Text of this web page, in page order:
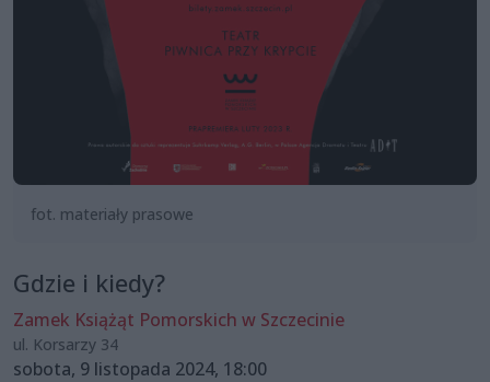
fot. materiały prasowe
Gdzie i kiedy?
Zamek Książąt Pomorskich w Szczecinie
ul. Korsarzy 34
sobota, 9 listopada 2024, 18:00